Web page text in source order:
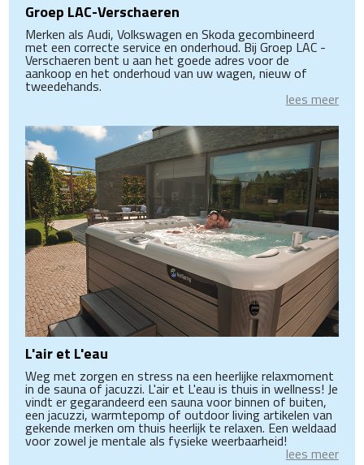
Groep LAC-Verschaeren
Merken als Audi, Volkswagen en Skoda gecombineerd
met een correcte service en onderhoud. Bij Groep LAC -
Verschaeren bent u aan het goede adres voor de
aankoop en het onderhoud van uw wagen, nieuw of
tweedehands.
lees meer
L'air et L'eau
Weg met zorgen en stress na een heerlijke relaxmoment
in de sauna of jacuzzi. L'air et L'eau is thuis in wellness! Je
vindt er gegarandeerd een sauna voor binnen of buiten,
een jacuzzi, warmtepomp of outdoor living artikelen van
gekende merken om thuis heerlijk te relaxen. Een weldaad
voor zowel je mentale als fysieke weerbaarheid!
lees meer